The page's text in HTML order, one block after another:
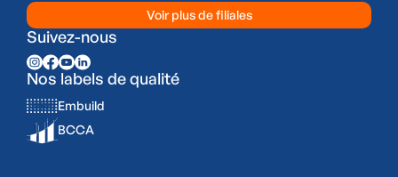
Voir plus de filiales
Suivez-nous
Nos labels de qualité
Embuild
BCCA